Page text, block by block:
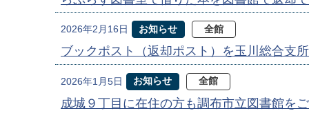
2026年2月16日 お知らせ 全館
ブックポスト（返却ポスト）を玉川総合支
2026年1月5日 お知らせ 全館
成城９丁目に在住の方も調布市立図書館を